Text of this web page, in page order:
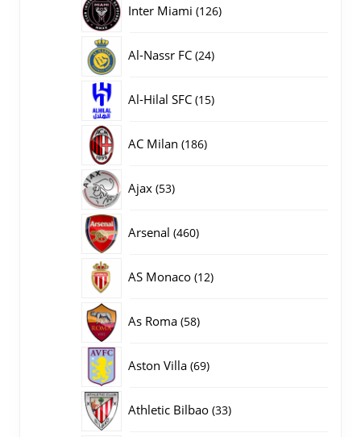
Inter Miami 126126
Al-Nassr FC 2424
Al-Hilal SFC 1515
AC Milan 186186
Ajax 5353
Arsenal 460460
AS Monaco 1212
As Roma 5858
Aston Villa 6969
Athletic Bilbao 3333